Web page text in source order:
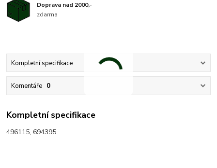
Doprava nad 2000,-
zdarma
Kompletní specifikace
Komentáře 0
Kompletní specifikace
496115, 694395